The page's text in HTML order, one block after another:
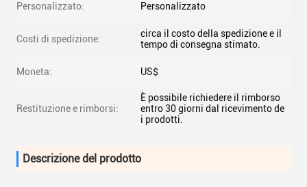
Personalizzato: Personalizzato
Costi di spedizione:
circa il costo della spedizione e il
tempo di consegna stimato.
Moneta: US$
Restituzione e rimborsi:
È possibile richiedere il rimborso
entro 30 giorni dal ricevimento de
i prodotti.
Descrizione del prodotto